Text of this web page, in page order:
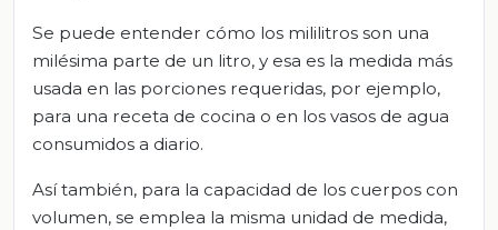
Se puede entender cómo los mililitros son una
milésima parte de un litro, y esa es la medida más
usada en las porciones requeridas, por ejemplo,
para una receta de cocina o en los vasos de agua
consumidos a diario.
Así también, para la capacidad de los cuerpos con
volumen, se emplea la misma unidad de medida,